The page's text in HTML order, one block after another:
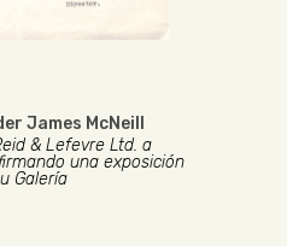
James McNeill
& Lefevre Ltd. a
una exposición
Galería